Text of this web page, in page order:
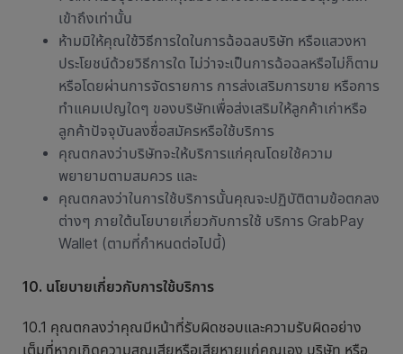
เข้าถึงเท่านั้น
ห้ามมิให้คุณใช้วิธีการใดในการฉ้อฉลบริษัท หรือแสวงหา
ประโยชน์ด้วยวิธีการใด ไม่ว่าจะเป็นการฉ้อฉลหรือไม่ก็ตาม
หรือโดยผ่านการจัดรายการ การส่งเสริมการขาย หรือการ
ทำแคมเปญใดๆ ของบริษัทเพื่อส่งเสริมให้ลูกค้าเก่าหรือ
ลูกค้าปัจจุบันลงชื่อสมัครหรือใช้บริการ
คุณตกลงว่าบริษัทจะให้บริการแก่คุณโดยใช้ความ
พยายามตามสมควร และ
คุณตกลงว่าในการใช้บริการนั้นคุณจะปฏิบัติตามข้อตกลง
ต่างๆ ภายใต้นโยบายเกี่ยวกับการใช้ บริการ GrabPay
Wallet (ตามที่กำหนดต่อไปนี้)
10. นโยบายเกี่ยวกับการใช้บริการ
10.1 คุณตกลงว่าคุณมีหน้าที่รับผิดชอบและความรับผิดอย่าง
เต็มที่หากเกิดความสูญเสียหรือเสียหายแก่คุณเอง บริษัท หรือ